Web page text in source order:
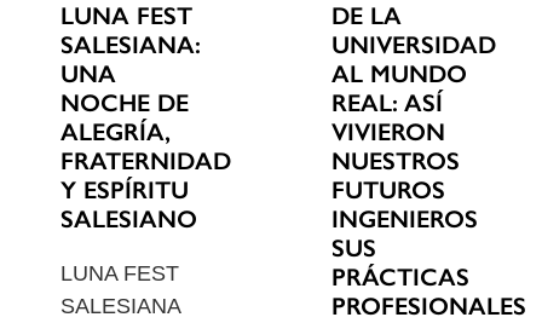
LUNA FEST
SALESIANA:
UNA
NOCHE DE
ALEGRÍA,
FRATERNIDAD
Y ESPÍRITU
SALESIANO
LUNA FEST
SALESIANA
DE LA
UNIVERSIDAD
AL MUNDO
REAL: ASÍ
VIVIERON
NUESTROS
FUTUROS
INGENIEROS
SUS
PRÁCTICAS
PROFESIONALES